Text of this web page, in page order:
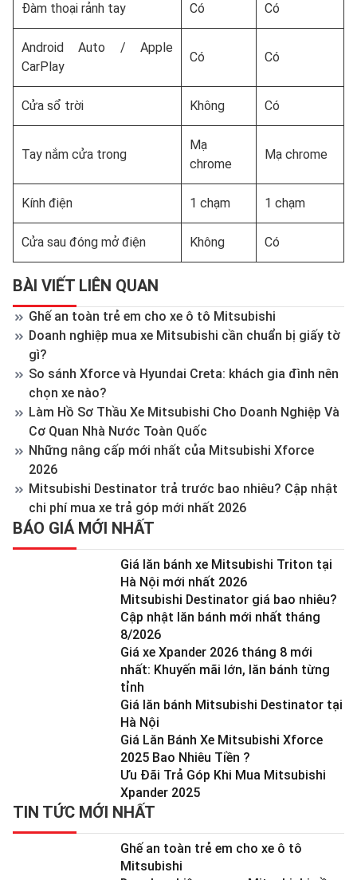
Đàm thoại rảnh tay Có Có
Android Auto / Apple
CarPlay
Có Có
Cửa sổ trời Không Có
Tay nắm cửa trong
Mạ
chrome
Mạ chrome
Kính điện 1 chạm 1 chạm
Cửa sau đóng mở điện Không Có
BÀI VIẾT LIÊN QUAN
Ghế an toàn trẻ em cho xe ô tô Mitsubishi
Doanh nghiệp mua xe Mitsubishi cần chuẩn bị giấy tờ
gì?
So sánh Xforce và Hyundai Creta: khách gia đình nên
chọn xe nào?
Làm Hồ Sơ Thầu Xe Mitsubishi Cho Doanh Nghiệp Và
Cơ Quan Nhà Nước Toàn Quốc
Những nâng cấp mới nhất của Mitsubishi Xforce
2026
Mitsubishi Destinator trả trước bao nhiêu? Cập nhật
chi phí mua xe trả góp mới nhất 2026
BÁO GIÁ MỚI NHẤT
Giá lăn bánh xe Mitsubishi Triton tại
Hà Nội mới nhất 2026
Mitsubishi Destinator giá bao nhiêu?
Cập nhật lăn bánh mới nhất tháng
8/2026
Giá xe Xpander 2026 tháng 8 mới
nhất: Khuyến mãi lớn, lăn bánh từng
tỉnh
Giá lăn bánh Mitsubishi Destinator tại
Hà Nội
Giá Lăn Bánh Xe Mitsubishi Xforce
2025 Bao Nhiêu Tiền ?
Ưu Đãi Trả Góp Khi Mua Mitsubishi
Xpander 2025
TIN TỨC MỚI NHẤT
Ghế an toàn trẻ em cho xe ô tô
Mitsubishi